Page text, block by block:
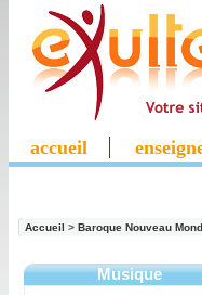
accueil
Accueil > Baroque Nouveau
Musique